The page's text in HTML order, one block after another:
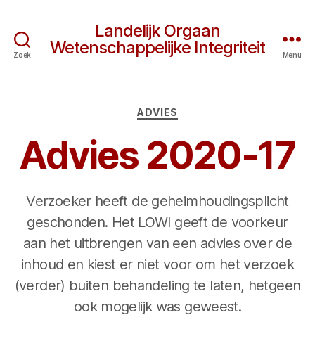
Zoek
Landelijk Orgaan
Wetenschappelijke Integriteit
Menu
Categorieën
ADVIES
Advies 2020-17
Verzoeker heeft de geheimhoudingsplicht
geschonden. Het LOWI geeft de voorkeur
aan het uitbrengen van een advies over de
inhoud en kiest er niet voor om het verzoek
(verder) buiten behandeling te laten, hetgeen
ook mogelijk was geweest.